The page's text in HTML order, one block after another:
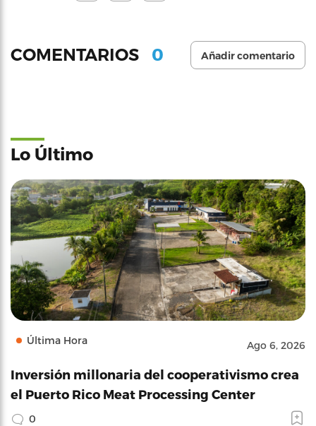
COMENTARIOS 0 Añadir comentario
Lo Último
Última Hora Ago 6, 2026
Inversión millonaria del cooperativismo crea
el Puerto Rico Meat Processing Center
0